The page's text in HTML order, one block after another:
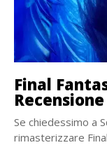
Final
Se chiedessimo a
rimasterizzare